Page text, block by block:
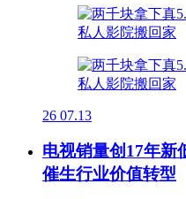
26 07.13
电视销量创17年新
催生行业价值转型